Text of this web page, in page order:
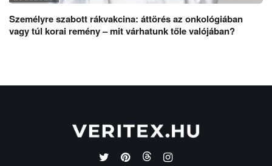
Személyre szabott rákvakcina: áttörés az onkológiában
vagy túl korai remény – mit várhatunk tőle valójában?